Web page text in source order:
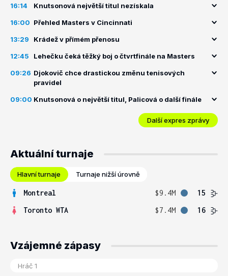
16:14 Knutsonová největší titul nezískala
16:00 Přehled Masters v Cincinnati
13:29 Krádež v přímém přenosu
12:45 Lehečku čeká těžký boj o čtvrtfinále na Masters
09:26 Djokovič chce drastickou změnu tenisových
pravidel
09:00 Knutsonová o největší titul, Palicová o další finále
Další expres zprávy
Aktuální turnaje
Hlavní turnaje Turnaje nižší úrovně
Montreal $9.4M
15
Toronto WTA
$7.4M 16
Vzájemné zápasy